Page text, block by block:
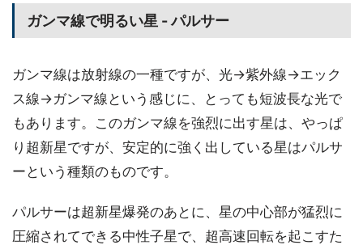
ガンマ線で明るい星 - パルサー
ガンマ線は放射線の一種ですが、光→紫外線→エック
ス線→ガンマ線という感じに、とっても短波長な光で
もあります。このガンマ線を強烈に出す星は、やっぱ
り超新星ですが、安定的に強く出している星はパルサ
ーという種類のものです。
パルサーは超新星爆発のあとに、星の中心部が猛烈に
圧縮されてできる中性子星で、超高速回転を起こすた